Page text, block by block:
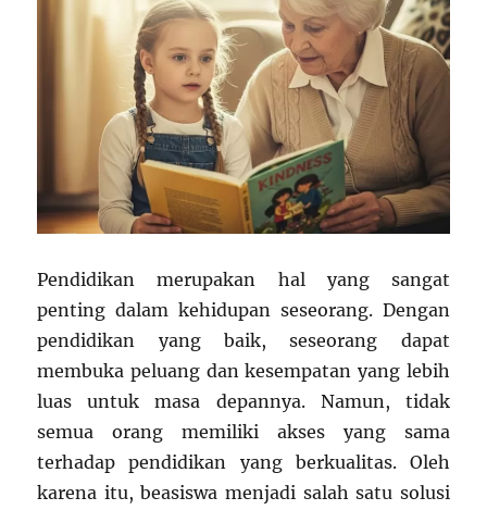
Pendidikan merupakan hal yang sangat
penting dalam kehidupan seseorang. Dengan
pendidikan yang baik, seseorang dapat
membuka peluang dan kesempatan yang lebih
luas untuk masa depannya. Namun, tidak
semua orang memiliki akses yang sama
terhadap pendidikan yang berkualitas. Oleh
karena itu, beasiswa menjadi salah satu solusi